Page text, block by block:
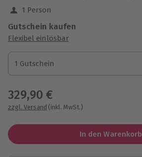
1 Person
Gutschein kaufen
Flexibel einlösbar
1 Gutschein
1 Gutschein
1 Gutschein
329,90 €
zzgl. Versand (inkl. MwSt.)
In den Warenkorb